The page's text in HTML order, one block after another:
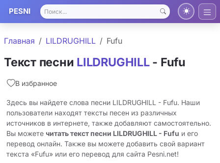
PESNI
Главная LILDRUGHILL Fufu
Текст песни LILDRUGHILL- Fufu
В избранное
Здесь вы найдете слова песни LILDRUGHILL - Fufu. Наши
пользователи находят тексты песен из различных
источников в интернете, также добавляют самостоятельно.
Вы можете читать текст песни LILDRUGHILL - Fufu и его
перевод онлайн. Также вы можете добавить свой вариант
текста «Fufu» или его перевод для сайта Pesni.net!